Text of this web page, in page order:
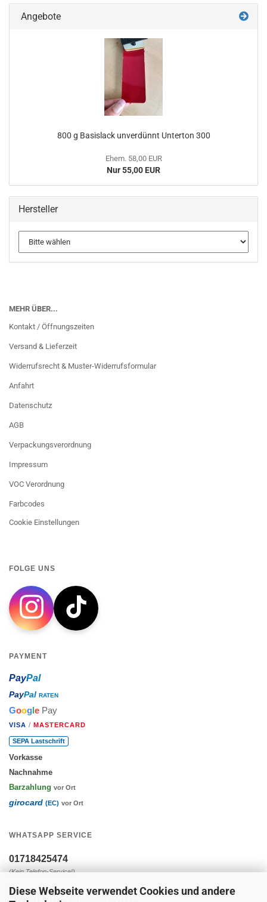
Diese Webseite verwendet Cookies und andere
Angebote
800 g Basislack unverdünnt Unterton 300
Ehem. 58,00 EUR
Nur 55,00 EUR
Hersteller
MEHR ÜBER...
Kontakt / Öffnungszeiten
Versand & Lieferzeit
Widerrufsrecht & Muster-Widerrufsformular
Anfahrt
Datenschutz
AGB
Verpackungsverordnung
Impressum
VOC Verordnung
Farbcodes
Cookie Einstellungen
FOLGE UNS
PAYMENT
PayPal
PayPal RATEN
Google Pay
VISA / MASTERCARD
SEPA Lastschrift
Vorkasse
Nachnahme
Barzahlung vor Ort
girocard (EC) vor Ort
WHATSAPP SERVICE
01718425474
(Kein Telefon-Service!)
Montag - Freitag: